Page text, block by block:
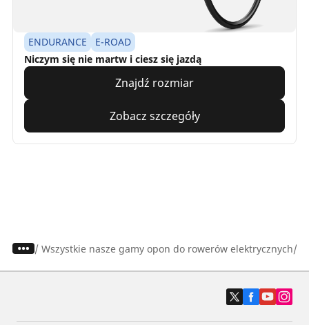
ENDURANCE
E-ROAD
Niczym się nie martw i ciesz się jazdą
Znajdź rozmiar
Zobacz szczegóły
/ Wszystkie nasze gamy opon do rowerów elektrycznych